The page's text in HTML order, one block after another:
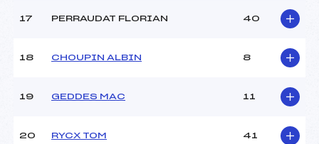
17 PERRAUDAT FLORIAN 40
18 CHOUPIN ALBIN 8
19 GEDDES MAC 11
20 RYCX TOM 41